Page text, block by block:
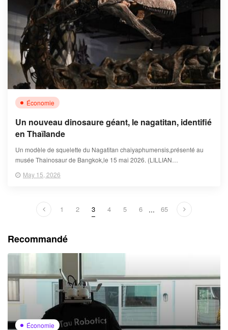
Économie
Un nouveau dinosaure géant, le nagatitan, identifié
en Thaïlande
Un modèle de squelette du Nagatitan chaiyaphumensis,présenté au
musée Thainosaur de Bangkok,le 15 mai 2026. (LILLIAN
May 15, 2026
1 2 3 4 5 6 ... 65
Recommandé
Économie